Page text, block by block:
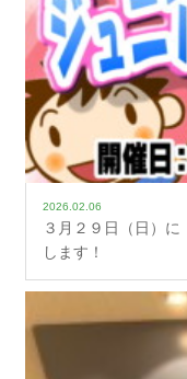
2026.02.06
３月２９日（日）
します！